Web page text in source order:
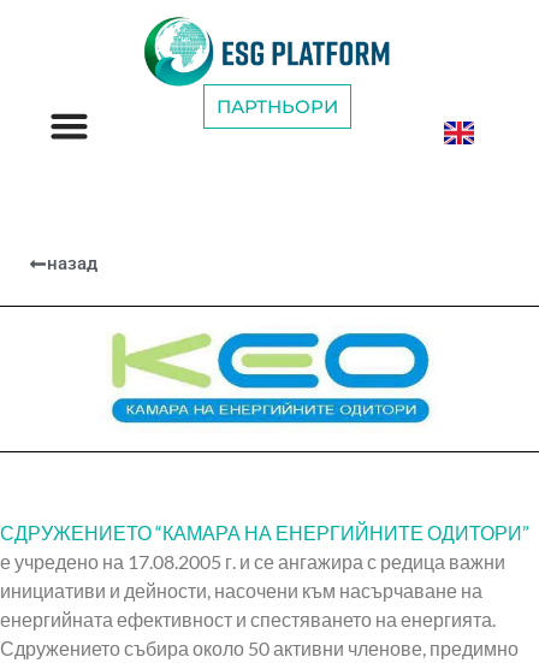
ПАРТНЬОРИ
назад
СДРУЖЕНИЕТО “КАМАРА НА ЕНЕРГИЙНИТЕ ОДИТОРИ”
е учредено на 17.08.2005 г. и се ангажира с редица важни
инициативи и дейности, насочени към насърчаване на
енергийната ефективност и спестяването на енергията.
Сдружението събира около 50 активни членове, предимно